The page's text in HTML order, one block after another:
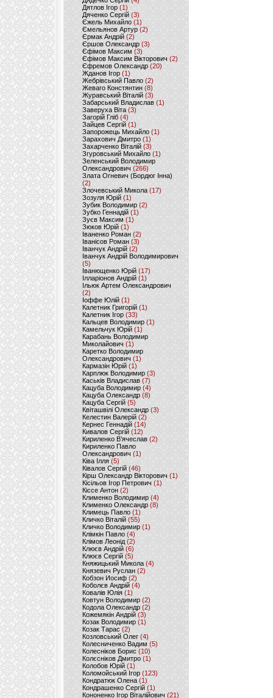
Дятлов Ігор (1)
Дяченко Сергій (3)
Єжель Михайло (1)
Ємельянов Артур (2)
Єрмак Андрій (2)
Єршов Олександр (3)
Єфімов Максим (3)
Єфімов Максим Вікторович (2)
Єфремов Олександр (20)
Жданов Ігор (1)
Жебрівський Павло (2)
Жеваго Констянтин (8)
Журавський Віталій (3)
Забарський Владислав (1)
Заверуха Віта (3)
Загорій Гліб (4)
Зайцев Сергій(1)
Запорожець Михайло (1)
Зарахович Дмитро (1)
Захарченко Віталій (3)
Згуровський Михайло (1)
Зеленський Володимир
Олександрович (266)
Злата Огневич (Бордюг Інна)
(2)
Злочевський Микола(17)
Зозуля Юрій (1)
Зубик Володимир (2)
Зубко Геннадій (1)
Зуєв Максим(1)
Зюков Юрій (1)
Іваненко Роман (2)
Іванісов Роман (3)
Іванчук Андрій(2)
Іванчук Андрій Володимирович
(5)
Іванющенко Юрій (17)
Ілларіонов Андрій (1)
Ільюк Артем Олександрович
(2)
Іоффе Юлій (1)
Калетник Григорій(1)
Калетник Ігор (33)
Кальцев Володимир(1)
Камельчук Юрій (1)
Карабань Володимир
Миколайович (1)
Каретко Володимир
Олександрович (1)
Кармазін Юрій(1)
Карплюк Володимир(3)
Каськів Владислав (7)
Кацуба Володимир (4)
Кацуба Олександр (8)
Кацуба Сергій (5)
Квіташвілі Олександр(3)
Келестин Валерій(2)
Кернес Геннадій (14)
Кивалов Сергій (12)
Кириленко В’ячеслав (2)
Кириленко Павло
Олександрович (1)
Ківа Ілля (5)
Ківалов Сергій(46)
Кірш Олександр Вікторович (1)
Кісільов Ігор Петрович (1)
Кіссе Антон (2)
Клименко Володимир(4)
Клименко Олександр (8)
Климець Павло (1)
Кличко Віталій(55)
Кличко Володимир (1)
Клімкін Павло (4)
Клімов Леонід(2)
Клюєв Андрій(6)
Клюєв Сергій (5)
Княжицький Микола(4)
Князевич Руслан (2)
Кобзон Иосиф(2)
Коболєв Андрій (4)
Ковалів Юлія(1)
Ковтун Володимир (2)
Кодола Олександр (2)
Кожемякін Андрій (3)
Козак Володимир (1)
Козак Тарас (2)
Козловський Олег(4)
Колесниченко Вадим (5)
Колесніков Борис (10)
Колєсніков Дмитро (1)
Колобов Юрій (1)
Коломойський Ігор (123)
Кондратюк Олена(1)
Кондрашенко Сергій (1)
Кононенко Ігор Віталійович (21)